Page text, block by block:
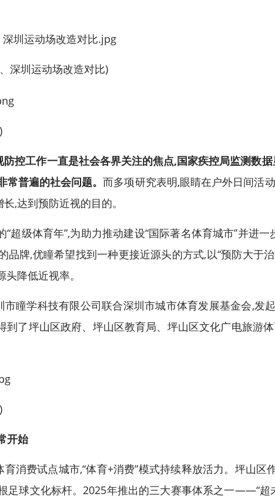
深圳运动场改造对比)
防控工作一直是社会各界关注的焦点,国家疾控局监测数
常普遍的社会问题。而多项研究表明,眼睛在户外日间活
,达到预防近视的目的。
“超级体育年”,为助力推动建设“国际著名体育城市”并进
品牌,优瞳希望找到一种更接近源头的方式,以“预防大
降低近视率。
市瞳学科技有限公司联合深圳市城市体育发展基金会,发
到了坪山区政府、坪山区教育局、坪山区文化广电旅游
开始
消费试点城市,“体育+消费”模式持续释放活力。坪山
足球文化标杆。2025年推出的三大赛事体系之一——“